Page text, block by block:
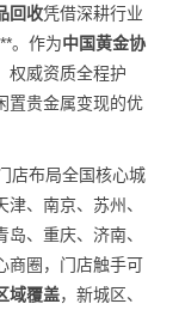
回收凭借深耕行业
。作为中国黄金协
权威资质全程护
置贵金属变现的优
店布局全国核心城
、南京、苏州、
、重庆、济南、
商圈，门店触手可
域覆盖，新城区、